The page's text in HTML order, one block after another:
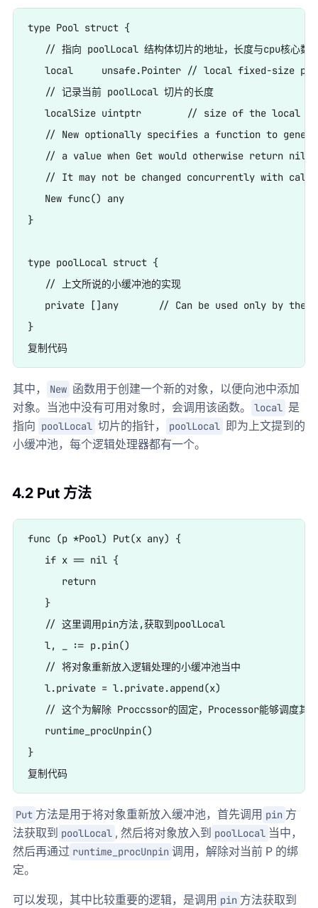
type Pool struct {
// 指向 poolLocal 结构体切片的地址，长度与cpu核心数
local     unsafe.Pointer // local fixed-size
   // 记录当前 poolLocal 切片的长度
localSize uintptr        // size of the local
// New optionally specifies a function to
   // a value when Get would otherwise return nil.
// It may not be changed concurrently with
   New func() any
}
type poolLocal struct {
   // 上文所说的小缓冲池的实现
private []any       // Can be used only by the
}
其中， New 函数用于创建一个新的对象，以便向池中添加
对象。当池中没有可用对象时，会调用该函数。
local 是
指向 poolLocal 切片的指针， poolLocal 即为上文提到的
小缓冲池，每个逻辑处理器都有一个。
4.2 Put 方法
func (p *Pool) Put(x any) {
   if x == nil {
      return
   }
   // 这里调用pin方法,获取到poolLocal
   l, _ := p.pin()
   // 将对象重新放入逻辑处理的小缓冲池当中
   l.private = l.private.append(x)
// 这个为解除 Proccssor的固定，Processor能够调度其
   runtime_procUnpin()
}
Put 方法是用于将对象重新放入缓冲池，首先调用 pin 方
法获取到 poolLocal , 然后将对象放入到 poolLocal 当中，
然后再通过 runtime_procUnpin 调用，解除对当前 P 的绑
定。
可以发现，其中比较重要的逻辑，是调用 pin 方法获取到